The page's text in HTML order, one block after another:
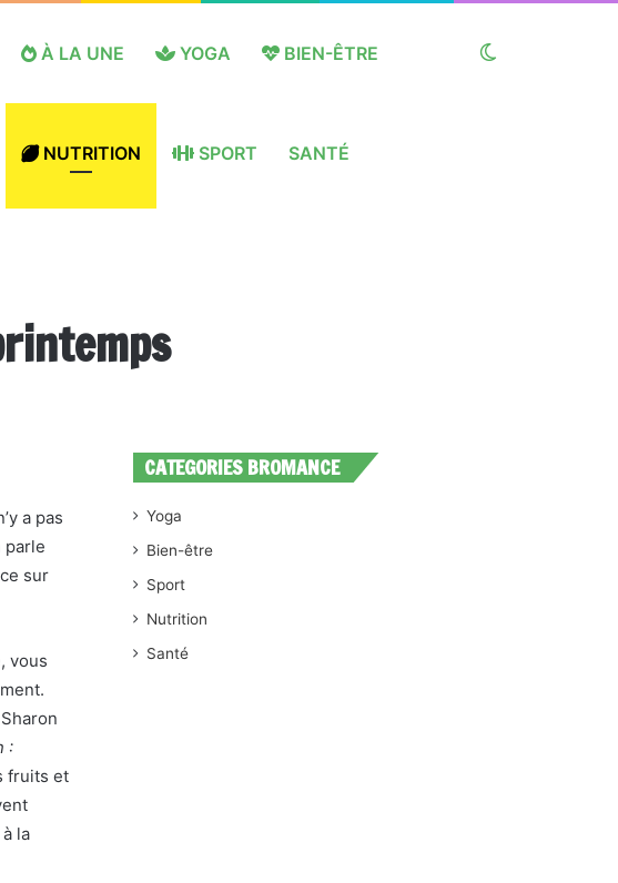
À LA UNE YOGA BIEN-ÊTRE
NUTRITION SPORT SANTÉ
a pas
parle
sur
vous
:
fruits et
la
CATEGORIES BROMANCE
Yoga
Bien-être
Sport
Nutrition
Santé